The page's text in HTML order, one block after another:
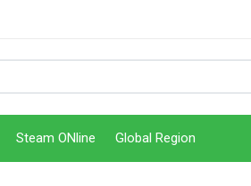
Steam ONline Global Region